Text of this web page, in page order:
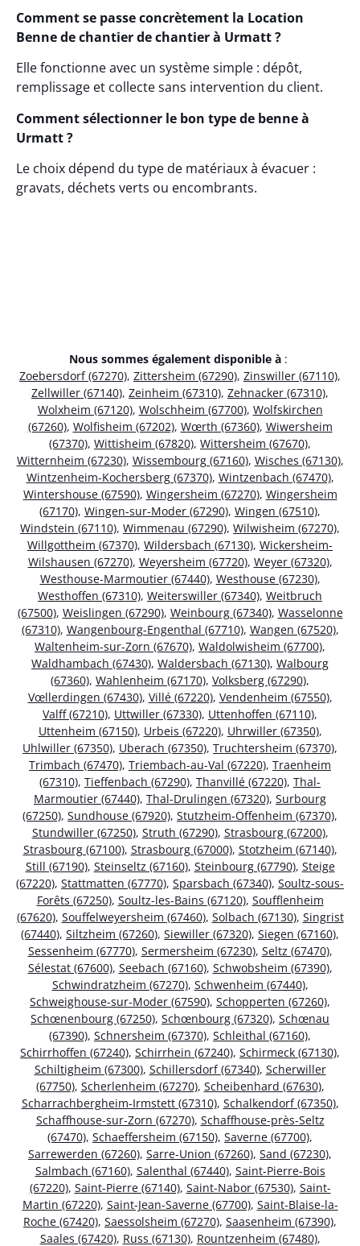
Comment se passe concrètement la Location
Benne de chantier de chantier à Urmatt ?
Elle fonctionne avec un système simple : dépôt,
remplissage et collecte sans intervention du client.
Comment sélectionner le bon type de benne à
Urmatt ?
Le choix dépend du type de matériaux à évacuer :
gravats, déchets verts ou encombrants.
Nous sommes également disponible à :
Zoebersdorf (67270), Zittersheim (67290), Zinswiller (67110),
Zellwiller (67140), Zeinheim (67310), Zehnacker (67310),
Wolxheim (67120), Wolschheim (67700), Wolfskirchen
(67260), Wolfisheim (67202), Wœrth (67360), Wiwersheim
(67370), Wittisheim (67820), Wittersheim (67670),
Witternheim (67230), Wissembourg (67160), Wisches (67130),
Wintzenheim-Kochersberg (67370), Wintzenbach (67470),
Wintershouse (67590), Wingersheim (67270), Wingersheim
(67170), Wingen-sur-Moder (67290), Wingen (67510),
Windstein (67110), Wimmenau (67290), Wilwisheim (67270),
Willgottheim (67370), Wildersbach (67130), Wickersheim-
Wilshausen (67270), Weyersheim (67720), Weyer (67320),
Westhouse-Marmoutier (67440), Westhouse (67230),
Westhoffen (67310), Weiterswiller (67340), Weitbruch
(67500), Weislingen (67290), Weinbourg (67340), Wasselonne
(67310), Wangenbourg-Engenthal (67710), Wangen (67520),
Waltenheim-sur-Zorn (67670), Waldolwisheim (67700),
Waldhambach (67430), Waldersbach (67130), Walbourg
(67360), Wahlenheim (67170), Volksberg (67290),
Vœllerdingen (67430), Villé (67220), Vendenheim (67550),
Valff (67210), Uttwiller (67330), Uttenhoffen (67110),
Uttenheim (67150), Urbeis (67220), Uhrwiller (67350),
Uhlwiller (67350), Uberach (67350), Truchtersheim (67370),
Trimbach (67470), Triembach-au-Val (67220), Traenheim
(67310), Tieffenbach (67290), Thanvillé (67220), Thal-
Marmoutier (67440), Thal-Drulingen (67320), Surbourg
(67250), Sundhouse (67920), Stutzheim-Offenheim (67370),
Stundwiller (67250), Struth (67290), Strasbourg (67200),
Strasbourg (67100), Strasbourg (67000), Stotzheim (67140),
Still (67190), Steinseltz (67160), Steinbourg (67790), Steige
(67220), Stattmatten (67770), Sparsbach (67340), Soultz-sous-
Forêts (67250), Soultz-les-Bains (67120), Soufflenheim
(67620), Souffelweyersheim (67460), Solbach (67130), Singrist
(67440), Siltzheim (67260), Siewiller (67320), Siegen (67160),
Sessenheim (67770), Sermersheim (67230), Seltz (67470),
Sélestat (67600), Seebach (67160), Schwobsheim (67390),
Schwindratzheim (67270), Schwenheim (67440),
Schweighouse-sur-Moder (67590), Schopperten (67260),
Schœnenbourg (67250), Schœnbourg (67320), Schœnau
(67390), Schnersheim (67370), Schleithal (67160),
Schirrhoffen (67240), Schirrhein (67240), Schirmeck (67130),
Schiltigheim (67300), Schillersdorf (67340), Scherwiller
(67750), Scherlenheim (67270), Scheibenhard (67630),
Scharrachbergheim-Irmstett (67310), Schalkendorf (67350),
Schaffhouse-sur-Zorn (67270), Schaffhouse-près-Seltz
(67470), Schaeffersheim (67150), Saverne (67700),
Sarrewerden (67260), Sarre-Union (67260), Sand (67230),
Salmbach (67160), Salenthal (67440), Saint-Pierre-Bois
(67220), Saint-Pierre (67140), Saint-Nabor (67530), Saint-
Martin (67220), Saint-Jean-Saverne (67700), Saint-Blaise-la-
Roche (67420), Saessolsheim (67270), Saasenheim (67390),
Saales (67420), Russ (67130), Rountzenheim (67480),